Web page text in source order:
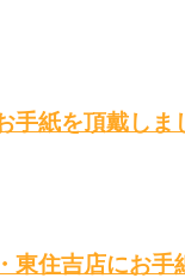
手紙を頂戴しま
東住吉店にお手